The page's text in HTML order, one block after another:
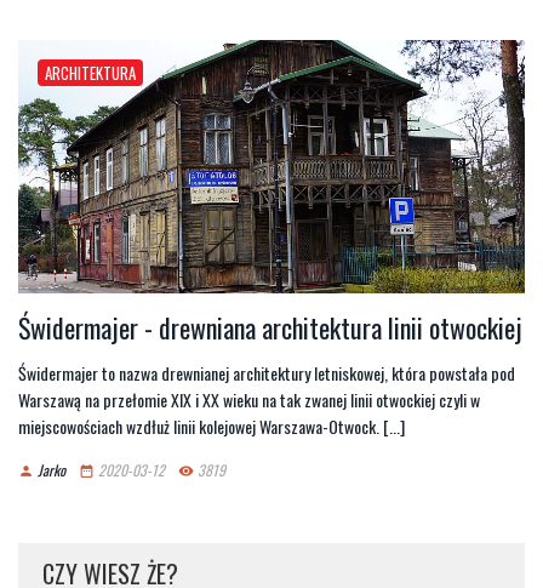
ARCHITEKTURA
Świdermajer - drewniana architektura linii otwockiej
Świdermajer to nazwa drewnianej architektury letniskowej, która powstała pod
Warszawą na przełomie XIX i XX wieku na tak zwanej linii otwockiej czyli w
miejscowościach wzdłuż linii kolejowej Warszawa-Otwock. [...]
person Jarko date_range 2020-03-12 remove_red_eye 3819
CZY WIESZ ŻE?